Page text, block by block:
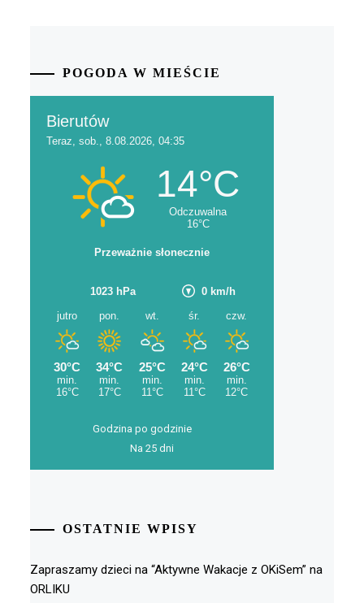
POGODA W MIEŚCIE
Godzina po godzinie
Na 25 dni
OSTATNIE WPISY
Zapraszamy dzieci na “Aktywne Wakacje z OKiSem” na
ORLIKU